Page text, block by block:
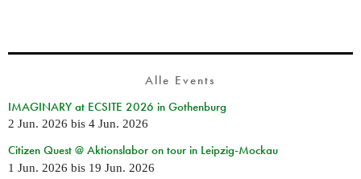
Alle Events
IMAGINARY at ECSITE 2026 in Gothenburg
2 Jun. 2026 bis 4 Jun. 2026
Citizen Quest @ Aktionslabor on tour in Leipzig-Mockau
1 Jun. 2026 bis 19 Jun. 2026